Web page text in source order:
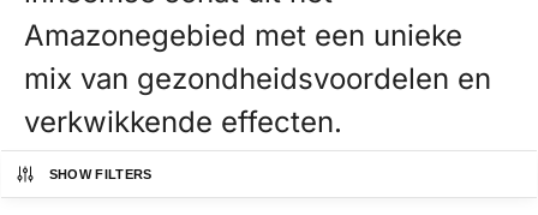
Amazonegebied met een unieke
mix van gezondheidsvoordelen en
verkwikkende effecten.
SHOW FILTERS